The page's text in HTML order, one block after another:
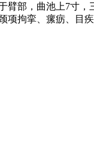
部，曲池上7寸
拘挛、瘰疬、目疾